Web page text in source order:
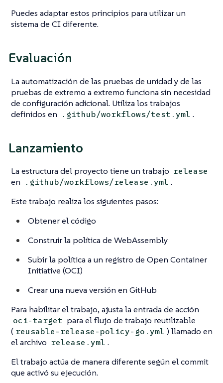
Puedes adaptar estos principios para utilizar un
sistema de CI diferente.
Evaluación
La automatización de las pruebas de unidad y de las
pruebas de extremo a extremo funciona sin necesidad
de configuración adicional. Utiliza los trabajos
definidos en
.github/workflows/test.yml .
Lanzamiento
La estructura del proyecto tiene un trabajo release
en .github/workflows/release.yml .
Este trabajo realiza los siguientes pasos:
Obtener el código
Construir la política de WebAssembly
Subir la política a un registro de Open Container
Initiative (OCI)
Crear una nueva versión en GitHub
Para habilitar el trabajo, ajusta la entrada de acción
oci-target para el flujo de trabajo reutilizable
( reusable-release-policy-go.yml ) llamado en
el archivo release.yml .
El trabajo actúa de manera diferente según el commit
que activó su ejecución.